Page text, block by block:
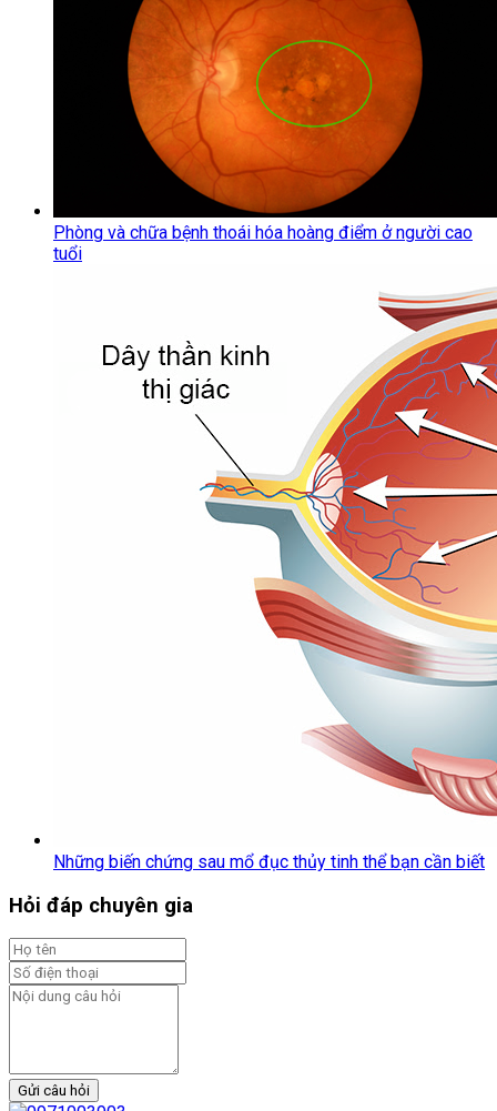
Phòng và chữa bệnh thoái hóa hoàng điểm ở người cao
tuổi
Những biến chứng sau mổ đục thủy tinh thể bạn cần biết
Hỏi đáp chuyên gia
Gửi câu hỏi